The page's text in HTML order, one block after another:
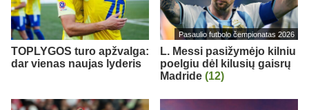
TOPLYGOS turo apžvalga:
dar vienas naujas lyderis
Pasaulio futbolo čempionatas 2026
L. Messi pasižymėjo kilniu
poelgiu dėl kilusių gaisrų
Madride (12)